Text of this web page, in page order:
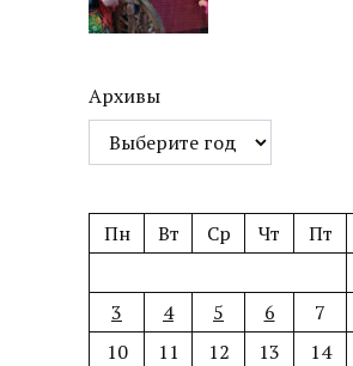
Архивы
Пн Вт Ср Чт Пт
3
4 5 6 7
10
11 12 13 14